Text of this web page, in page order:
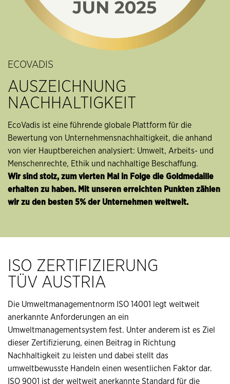
ECOVADIS
AUSZEICHNUNG
NACHHALTIGKEIT
EcoVadis ist eine führende globale Plattform für die
Bewertung von Unternehmensnachhaltigkeit, die anhand
von vier Hauptbereichen analysiert: Umwelt, Arbeits- und
Menschenrechte, Ethik und nachhaltige Beschaffung.
Wir sind stolz, zum vierten Mal in Folge die Goldmedaille
erhalten zu haben. Mit unseren erreichten Punkten zählen
wir zu den besten 5% der Unternehmen weltweit.
ISO ZERTIFIZIERUNG
TÜV AUSTRIA
Die Umweltmanagementnorm ISO 14001 legt weltweit
anerkannte Anforderungen an ein
Umweltmanagementsystem fest. Unter anderem ist es Ziel
dieser Zertifizierung, einen Beitrag in Richtung
Nachhaltigkeit zu leisten und dabei stellt das
umweltbewusste Handeln einen wesentlichen Faktor dar.
ISO 9001 ist der weltweit anerkannte Standard für die